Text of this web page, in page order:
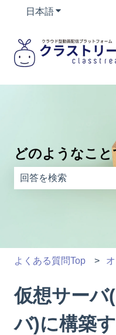
日本語翻訳のサブメ
どのようなこ
検索フィールドが空な
よくある質問Top
仮想サーバ
バ)に構築